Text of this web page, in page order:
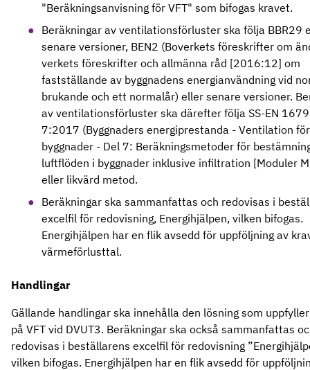
"Beräkningsanvisning för VFT" som bifogas kravet.
Beräkningar av ventilationsförluster ska följa BBR29
senare versioner, BEN2 (Boverkets föreskrifter om
verkets föreskrifter och allmänna råd [2016:12] om
fastställande av byggnadens energianvändning vid
brukande och ett normalår) eller senare versioner.
av ventilationsförluster ska därefter följa SS-EN
7:2017 (Byggnaders energiprestanda - Ventilation för
byggnader - Del 7: Beräkningsmetoder för
luftflöden i byggnader inklusive infiltration [Moduler
eller likvärd metod.
Beräkningar ska sammanfattas och redovisas i
excelfil för redovisning, Energihjälpen, vilken bifogas.
Energihjälpen har en flik avsedd för uppföljning av
värmeförlusttal.
Handlingar
Gällande handlingar ska innehålla den lösning som
på VFT vid DVUT3. Beräkningar ska också sammanfattas
redovisas i beställarens excelfil för redovisning
vilken bifogas. Energihjälpen har en flik avsedd för